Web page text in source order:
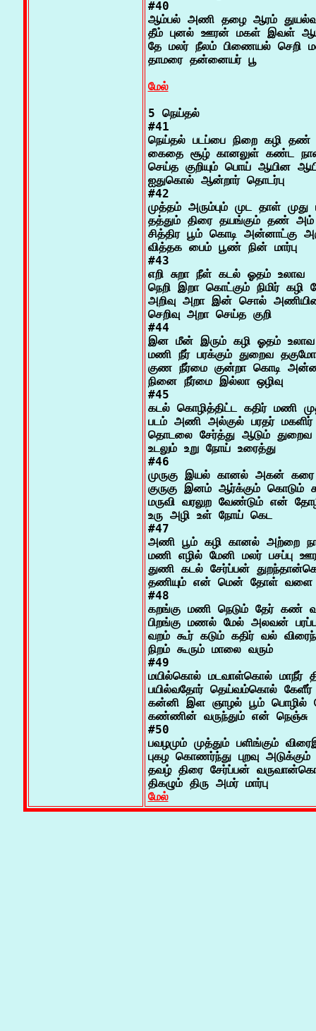
#40
ஆம்பல் அணி தழை ஆரம்
தீம் புனல் ஊரன் மகள் இவள்
தே மலர் நீலம் பிணையல் செறி
தாமரை தன்னையர் பூ
மேல்
5 நெய்தல்
#41
நெய்தல் படப்பை நிறை கழி தண்
கைதை சூழ் கானலுள் கண்ட
செய்த குறியும் பொய் ஆயின
ஐதுகொல் ஆன்றார் தொடர்பு
#42
முத்தம் அரும்பும் முட தாள்
தத்தும் திரை தயங்கும் தண் அம்
சித்திர பூம் கொடி அன்னாட்கு
வித்தக பைம் பூண் நின் மார்பு
#43
எறி சுறா நீள் கடல் ஓதம் உலாவ
நெறி இறா கொட்கும் நிமிர் கழி
அறிவு அறா இன் சொல்
செறிவு அறா செய்த குறி
#44
இன மீன் இரும் கழி ஓதம் உலாவ
மணி நீர் பரக்கும் துறைவ தகுமோ
குண நீர்மை குன்றா கொடி
நினை நீர்மை இல்லா ஒழிவு
#45
கடல் கொழித்திட்ட கதிர் மணி
படம் அணி அல்குல் பரதர் மகளிர்
தொடலை சேர்த்து ஆடும்
உடலும் உறு நோய் உரைத்து
#46
முருகு இயல் கானல் அகன்
குருகு இனம் ஆர்க்கும் கொடும்
மருவி வரலுற வேண்டும் என்
உரு அழி உள் நோய் கெட
#47
அணி பூம் கழி கானல் அற்றை
மணி எழில் மேனி மலர் பசப்பு
துணி கடல் சேர்ப்பன்
தணியும் என் மென் தோள் வளை
#48
கறங்கு மணி நெடும் தேர் கண்
பிறங்கு மணல் மேல் அலவன்
வறம் கூர் கடும் கதிர் வல்
நிறம் கூரும் மாலை வரும்
#49
மயில்கொல் மடவாள்கொல் மாநீர்
பயில்வதோர் தெய்வம்கொல் கேளீர்
கன்னி இள ஞாழல் பூம் பொழில்
கண்ணின் வருந்தும் என் நெஞ்சு
#50
பவழமும் முத்தும் பளிங்கும்
புகழ கொணர்ந்து புறவு அடுக்கும்
தவழ் திரை சேர்ப்பன்
திகழும் திரு அமர் மார்பு
மேல்